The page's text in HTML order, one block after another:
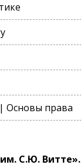
Основы права
С.Ю. Витте».